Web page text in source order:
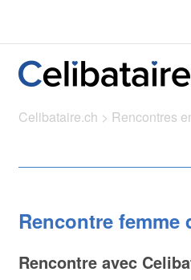
Celibataire.ch > Rencontres
Rencontre femme
Rencontre avec